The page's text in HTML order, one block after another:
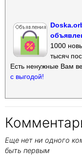
1000
тысяч
Есть ненужные Вам
с выгодой!
Еще нет ни одного
быть первым